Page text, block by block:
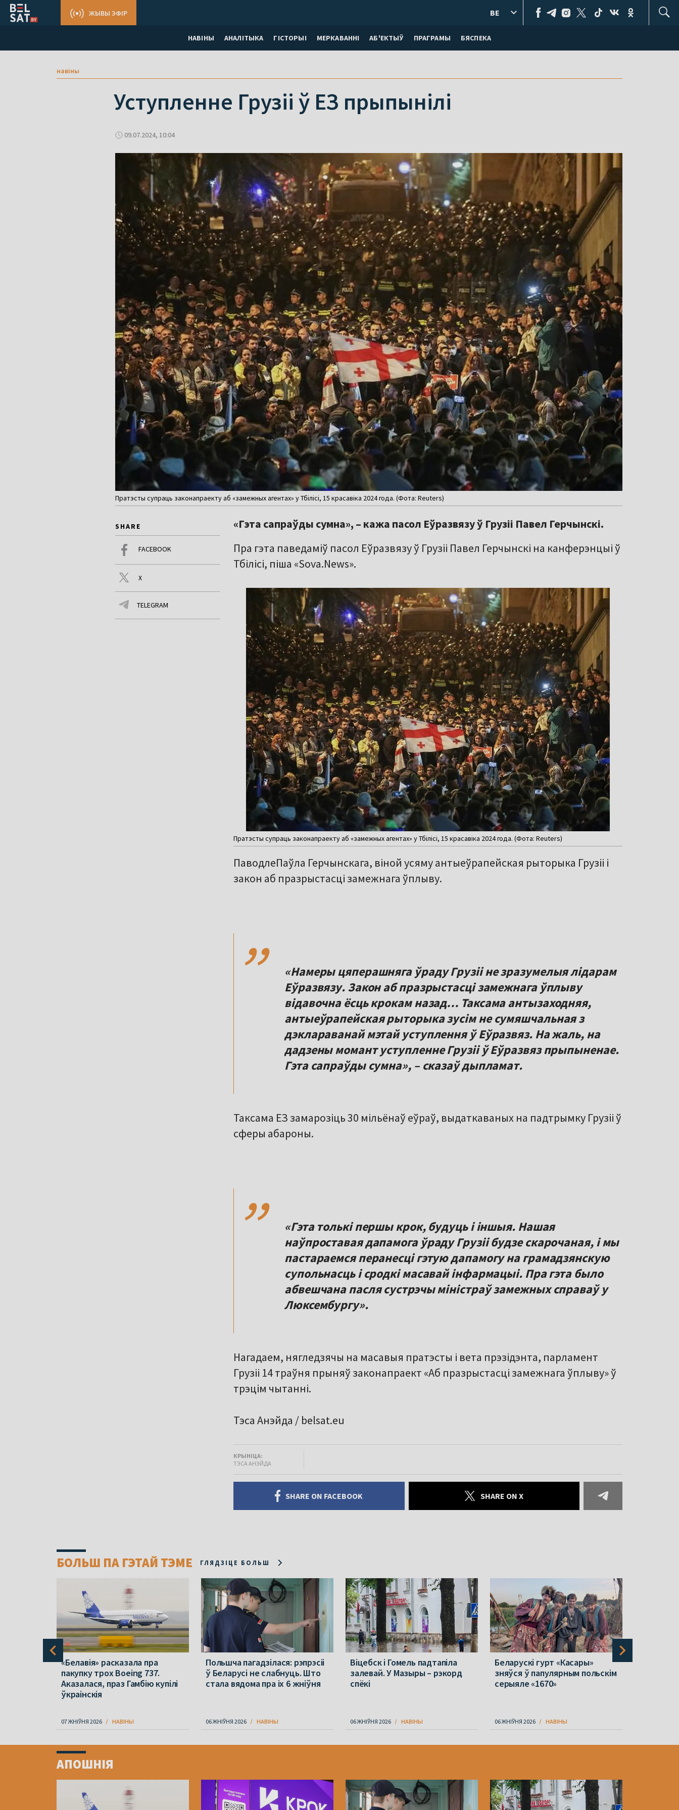
НАВІНЫ АНАЛІТЫКА ГІСТОРЫІ МЕРКАВАННI АБ'ЕКТЫЎ ПРАГРАМЫ БЯСПЕКА
ЖЫВЫ ЭФІР BE
навіны
Уступленне Грузіі ў ЕЗ прыпынілі
09.07.2024, 10:04
Пратэсты супраць законапраекту аб «замежных агентах» у Тбілісі, 15 красавіка 2024 года. (Фота: Reuters)
SHARE
FACEBOOK
X
TELEGRAM
«Гэта сапраўды сумна», – кажа пасол Еўразвязу ў Грузіі Павел Герчынскі.
Пра гэта паведаміў пасол Еўразвязу ў Грузіі Павел Герчынскі на канферэнцыі ў
Тбілісі, піша «Sova.News».
Пратэсты супраць законапраекту аб «замежных агентах» у Тбілісі, 15 красавіка 2024 года. (Фота: Reuters)
ПаводлеПаўла Герчынскага, віной усяму антыеўрапейская рыторыка Грузіі і
закон аб празрыстасці замежнага ўплыву.
,,
«Намеры цяперашняга ўраду Грузіі не зразумелыя лідарам
Еўразвязу. Закон аб празрыстасці замежнага ўплыву
відавочна ёсць крокам назад… Таксама антызаходняя,
антыеўрапейская рыторыка зусім не сумяшчальная з
дэклараванай мэтай уступлення ў Еўразвяз. На жаль, на
дадзены момант уступленне Грузіі ў Еўразвяз прыпыненае.
Гэта сапраўды сумна», – сказаў дыпламат.
Таксама ЕЗ замарозіць 30 мільёнаў еўраў, выдаткаваных на падтрымку Грузіі ў
сферы абароны.
,,
«Гэта толькі першы крок, будуць і іншыя. Нашая
наўпроставая дапамога ўраду Грузіі будзе скарочаная, і мы
пастараемся перанесці гэтую дапамогу на грамадзянскую
супольнасць і сродкі масавай інфармацыі. Пра гэта было
абвешчана пасля сустрэчы міністраў замежных справаў у
Люксембургу».
Нагадаем, нягледзячы на масавыя пратэсты і вета прэзідэнта, парламент
Грузіі 14 траўня прыняў законапраект «Аб празрыстасці замежнага ўплыву» ў
трэцім чытанні.
Тэса Анэйда / belsat.eu
КРЫНІЦА:
ТЭСА АНЭЙДА
SHARE ON FACEBOOK SHARE ON X
БОЛЬШ ПА ГЭТАЙ ТЭМЕ ГЛЯДЗІЦЕ БОЛЬШ
«Белавія» расказала пра
пакупку трох Boeing 737.
Аказалася, праз Гамбію купілі
ўкраінскія
07 ЖНІЎНЯ 2026 НАВІНЫ
Польшча пагадзілася: рэпрэсіі
ў Беларусі не слабнуць. Што
стала вядома пра іх 6 жніўня
06 ЖНІЎНЯ 2026 НАВІНЫ
Віцебск і Гомель падтапіла
залевай. У Мазыры – рэкорд
спёкі
06 ЖНІЎНЯ 2026 НАВІНЫ
Беларускі гурт «Касары»
зняўся ў папулярным польскім
серыяле «1670»
06 ЖНІЎНЯ 2026 НАВІНЫ
ofАПОШНІЯ